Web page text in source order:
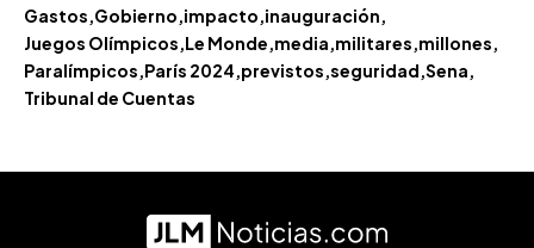
Gastos Gobierno impacto inauguración
Juegos Olímpicos Le Monde media militares millones
Paralímpicos París 2024 previstos seguridad Sena
Tribunal de Cuentas